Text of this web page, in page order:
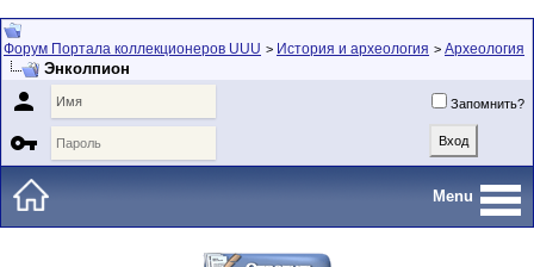
Форум Портала коллекционеров UUU > История и археология > Археология
Энколпион
 Запомнить?

Menu